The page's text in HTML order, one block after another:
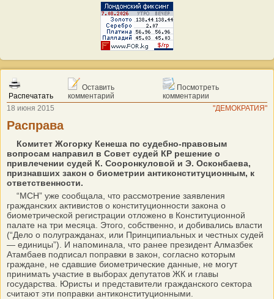
Распечатать
Оставить
комментарий
Посмотреть
комментарии
18 июня 2015
"ДЕМОКРАТИЯ"
Расправа
Комитет Жогорку Кенеша по судебно-правовым
вопросам направил в Совет судей КР решение о
привлечении судей К. Сооронкуловой и Э. Осконбаева,
признавших закон о биометрии антиконституционным, к
ответственности.
“МСН” уже сообщала, что рассмотрение заявления
гражданских активистов о конституционности закона о
биометрической регистрации отложено в Конституционной
палате на три месяца. Этого, собственно, и добивались власти
(“Дело о полугражданах, или Принципиальных и честных судей
— единицы”). И напоминала, что ранее президент Алмазбек
Атамбаев подписал поправки в закон, согласно которым
граждане, не сдавшие биометрические данные, не могут
принимать участие в выборах депутатов ЖК и главы
государства. Юристы и представители гражданского сектора
считают эти поправки антиконституционными.